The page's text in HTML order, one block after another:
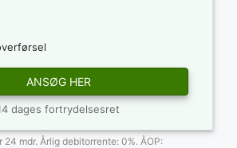
ANSØG HER
dages fortrydelsesret
mdr. Årlig debitorrente: 0%. ÅOP: